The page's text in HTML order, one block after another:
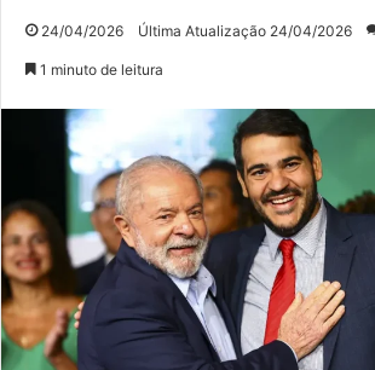
24/04/2026 Última Atualização 24/04/2026
1 minuto de leitura